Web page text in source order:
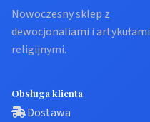
Nowoczesny sklep z
dewocjonaliami i artykułami
religijnymi.
Obsługa klienta
Dostawa